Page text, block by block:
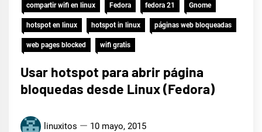
compartir wifi en linux Fedora fedora 21 Gnome
hotspot en linux hotspot in linux páginas web bloqueadas
web pages blocked wifi gratis
Usar hotspot para abrir página
bloquedas desde Linux (Fedora)
linuxitos 10 mayo, 2015